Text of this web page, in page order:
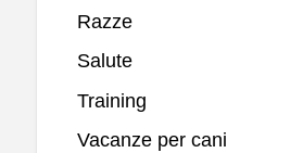
Razze
Salute
Training
Vacanze per cani